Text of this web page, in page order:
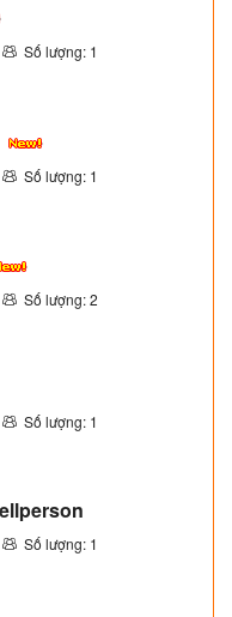
Số lượng: 1
Số lượng: 1
Số lượng: 2
Số lượng: 1
Số lượng: 1